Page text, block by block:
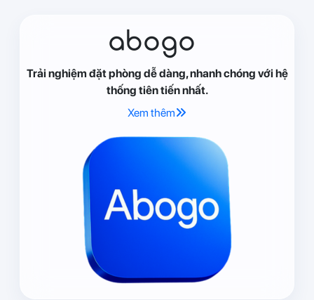
abogo
Trải nghiệm đặt phòng dễ dàng, nhanh chóng với hệ
thống tiên tiến nhất.
Xem thêm